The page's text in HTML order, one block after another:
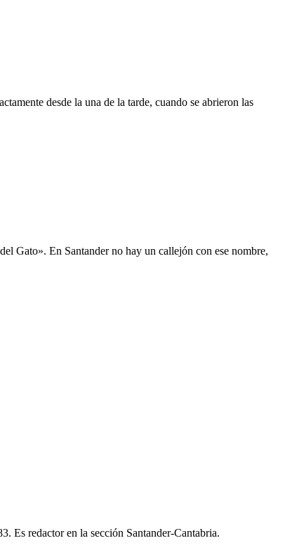
desde la una de la tarde, cuando se abrieron las
Gato». En Santander no hay un callejón con ese nombre,
redactor en la sección Santander-Cantabria.